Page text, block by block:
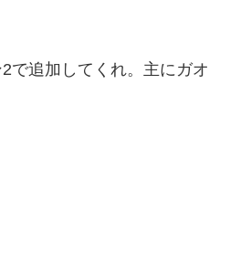
で追加してくれ。主にガオ